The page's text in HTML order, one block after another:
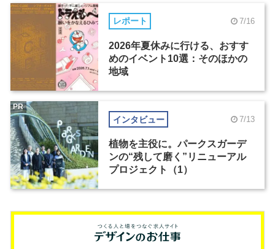
レポート 7/16
2026年夏休みに行ける、おすす
めのイベント10選：そのほかの
地域
インタビュー 7/13
植物を主役に。パークスガーデ
ンの“残して磨く”リニューアル
プロジェクト（1）
PR